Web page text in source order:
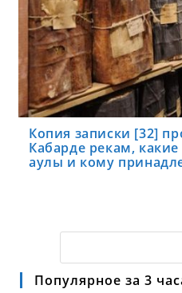
Копия записки [32]
Кабарде рекам,
аулы и кому
Популярное за 3